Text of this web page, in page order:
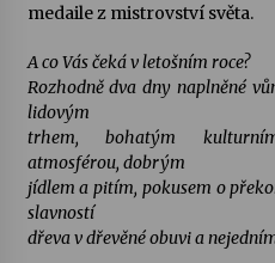
medaile z mistrovství světa.
A co Vás čeká v letošním roce?
Rozhodně dva dny naplněné
lidovým
trhem, bohatým
atmosférou, dobrým
jídlem a pitím, pokusem o
slavností
dřeva v dřevěné obuvi a